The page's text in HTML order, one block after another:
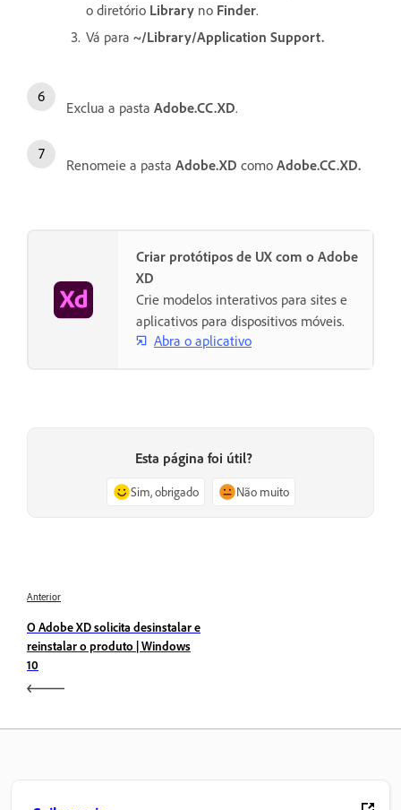
o diretório Library no Finder.
Vá para ~/Library/Application Support.
Exclua a pasta Adobe.CC.XD.
Renomeie a pasta Adobe.XD como Adobe.CC.XD.
Criar protótipos de UX com o Adobe
XD
Crie modelos interativos para sites e
aplicativos para dispositivos móveis.
Abra o aplicativo
Esta página foi útil?
Sim, obrigado Não muito
Anterior
O Adobe XD solicita desinstalar e
reinstalar o produto | Windows
10